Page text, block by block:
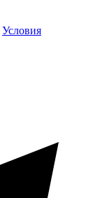
Условия